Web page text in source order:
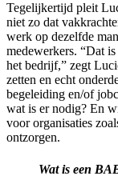
Tegelijkertijd pleit
niet zo dat
werk op dezelfde
medewerkers. “Dat
het bedrijf,” zegt
zetten en echt
begeleiding en/of
wat is er nodig? En
voor organisaties
ontzorgen.
Wat is een